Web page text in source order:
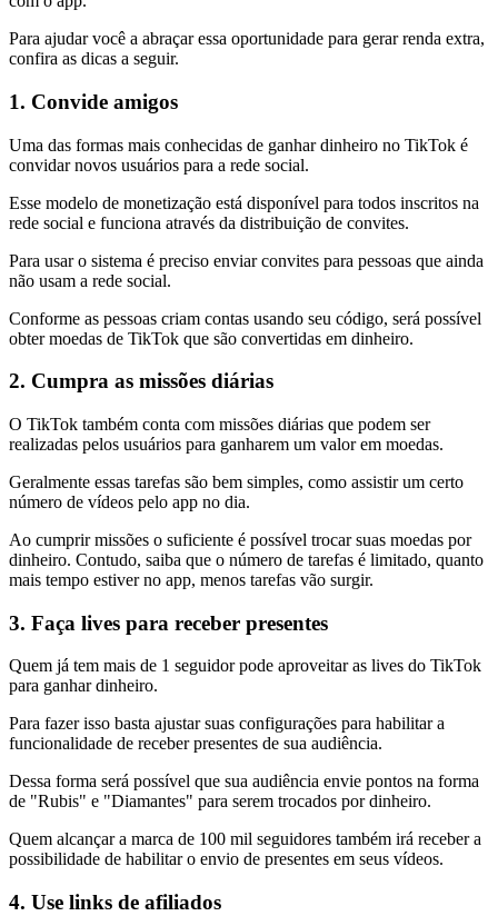
Para ajudar você a abraçar essa oportunidade para gerar renda extra,
confira as dicas a seguir.
1. Convide amigos
Uma das formas mais conhecidas de ganhar dinheiro no TikTok é
convidar novos usuários para a rede social.
Esse modelo de monetização está disponível para todos inscritos na
rede social e funciona através da distribuição de convites.
Para usar o sistema é preciso enviar convites para pessoas que ainda
não usam a rede social.
Conforme as pessoas criam contas usando seu código, será possível
obter moedas de TikTok que são convertidas em dinheiro.
2. Cumpra as missões diárias
O TikTok também conta com missões diárias que podem ser
realizadas pelos usuários para ganharem um valor em moedas.
Geralmente essas tarefas são bem simples, como assistir um certo
número de vídeos pelo app no dia.
Ao cumprir missões o suficiente é possível trocar suas moedas por
dinheiro. Contudo, saiba que o número de tarefas é limitado, quanto
mais tempo estiver no app, menos tarefas vão surgir.
3. Faça lives para receber presentes
Quem já tem mais de 1 seguidor pode aproveitar as lives do TikTok
para ganhar dinheiro.
Para fazer isso basta ajustar suas configurações para habilitar a
funcionalidade de receber presentes de sua audiência.
Dessa forma será possível que sua audiência envie pontos na forma
de "Rubis" e "Diamantes" para serem trocados por dinheiro.
Quem alcançar a marca de 100 mil seguidores também irá receber a
possibilidade de habilitar o envio de presentes em seus vídeos.
4. Use links de afiliados